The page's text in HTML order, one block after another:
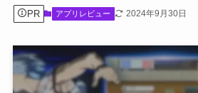
PR アプリレビュー 2024年9月30日